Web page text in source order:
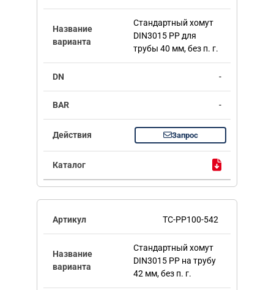
Стандартный хомут
DIN3015 PP для
трубы 40 мм, без п. г.
-
-
Запрос
TC-PP100-542
Стандартный хомут
DIN3015 PP на трубу
42 мм, без п. г.